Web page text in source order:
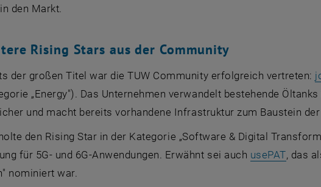
den Markt.
Rising Stars aus der Community
der großen Titel war die TUW Community erfolgreich vertreten:
„Energy"). Das Unternehmen verwandelt bestehende
und macht bereits vorhandene Infrastruktur zum Baustein der
öffnet eine externe URL in einem neuen Fenster
den Rising Star in der Kategorie „Software & Digital
für 5G- und 6G-Anwendungen. Erwähnt sei auch usePAT, öffnet
, das
" nominiert war.